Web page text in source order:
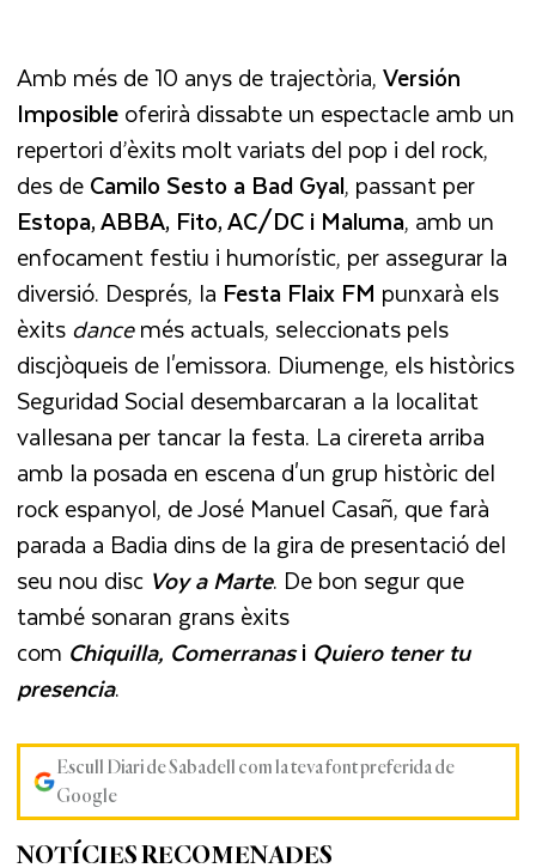
Amb més de 10 anys de trajectòria,Versión
Imposibleoferirà dissabte un espectacle amb un
repertori d’èxits molt variats del pop i del rock,
des deCamilo Sesto a Bad Gyal, passant per
Estopa, ABBA, Fito, AC/DC i Maluma, amb un
enfocament festiu i humorístic, per assegurar la
diversió. Després, la Festa Flaix FM punxarà els
èxitsdancemés actuals, seleccionats pels
discjòqueis de l'emissora. Diumenge, els històrics
Seguridad Social desembarcaran a la localitat
vallesana per tancar la festa. La cirereta arriba
amb la posada en escena d'un grup històric del
rock espanyol, de José Manuel Casañ, que farà
parada a Badia dins de la gira de presentació del
seu nou disc Voy a Marte. De bon segur que
també sonaran grans èxits
com Chiquilla, Comerranasi Quiero tener tu
presencia.
Escull Diari de Sabadell com la teva font preferida de
Google
NOTÍCIES RECOMENADES